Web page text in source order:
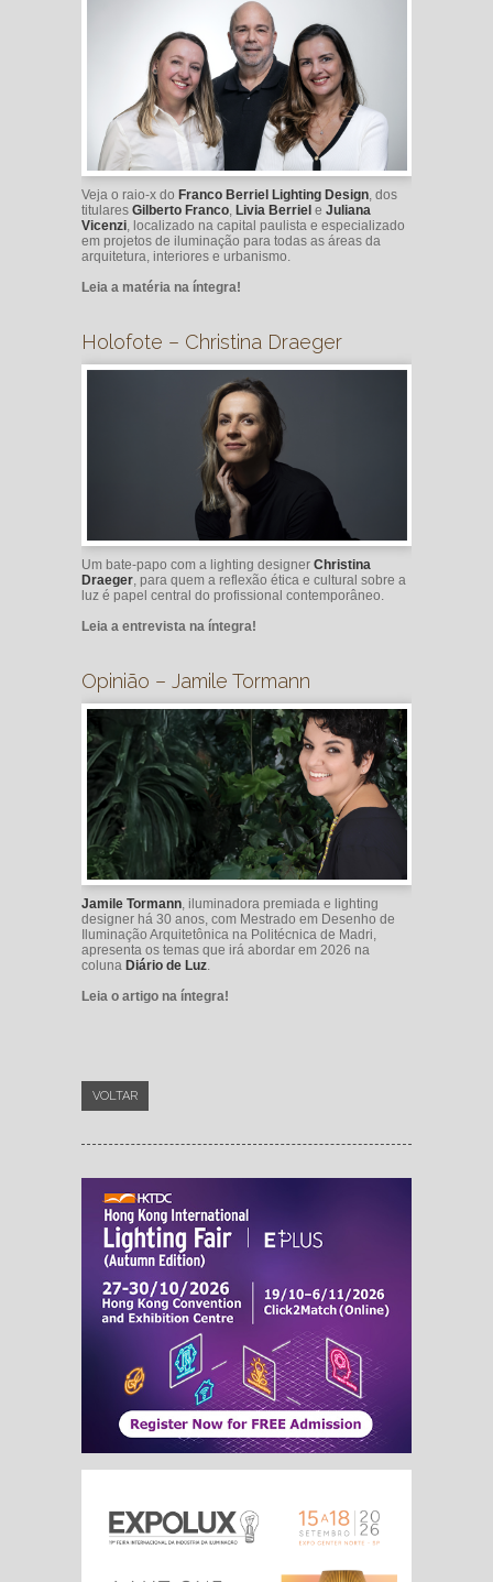
Veja o raio-x do Franco Berriel Lighting Design, dos
titulares Gilberto Franco, Livia Berriel e Juliana
Vicenzi, localizado na capital paulista e especializado
em projetos de iluminação para todas as áreas da
arquitetura, interiores e urbanismo.
Leia a matéria na íntegra!
Holofote – Christina Draeger
Um bate-papo com a lighting designer Christina
Draeger, para quem a reflexão ética e cultural sobre a
luz é papel central do profissional contemporâneo.
Leia a entrevista na íntegra!
Opinião – Jamile Tormann
Jamile Tormann, iluminadora premiada e lighting
designer há 30 anos, com Mestrado em Desenho de
Iluminação Arquitetônica na Politécnica de Madri,
apresenta os temas que irá abordar em 2026 na
coluna Diário de Luz.
Leia o artigo na íntegra!
VOLTAR